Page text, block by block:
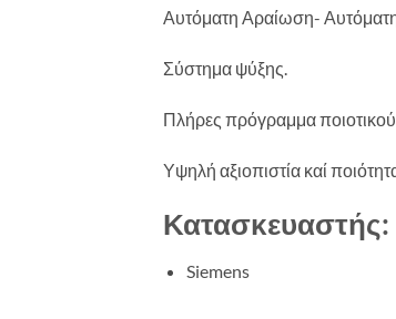
Αυτόματη Αραίωση-
Σύστημα ψύξης.
Πλήρες πρόγραμμα ποιοτικού
Υψηλή αξιοπιστία καί
Κατασκευαστής:
Siemens